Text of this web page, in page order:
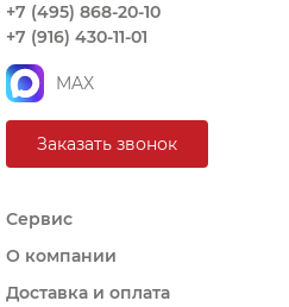
+7 (495) 868-20-10
+7 (916) 430-11-01
MAX
Заказать звонок
Сервис
О компании
Доставка и оплата